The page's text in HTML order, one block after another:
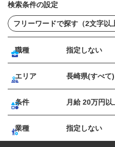
検索条件の設定
職種 指定しない
エリア 長崎県(すべて)
条件 月給 20万円以
業種 指定しない